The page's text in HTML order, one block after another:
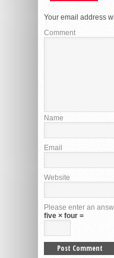
Your email address
Comment
Name
Email
Website
Please enter an
five × four =